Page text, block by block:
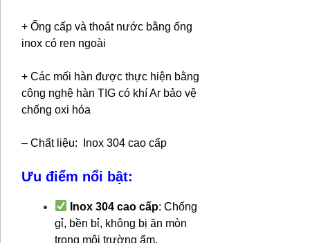
+ Ống cấp và thoát nước bằng ống
inox có ren ngoài
+ Các mối hàn được thực hiện bằng
công nghệ hàn TIG có khí Ar bảo vệ
chống oxi hóa
– Chất liệu: Inox 304 cao cấp
Ưu điểm nổi bật:
Inox 304 cao cấp: Chống
gỉ, bền bỉ, không bị ăn mòn
trong môi trường ẩm.